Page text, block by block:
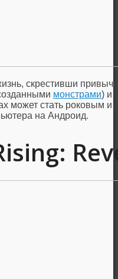
скрестивши
монстрами) и
может стать роковым
на Андроид.